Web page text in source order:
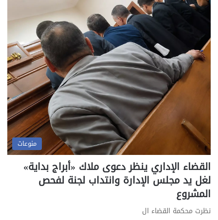
منوعات
القضاء الإداري ينظر دعوى ملاك «أبراج بداية»
لغل يد مجلس الإدارة وانتداب لجنة لفحص
المشروع
نظرت محكمة القضاء ال